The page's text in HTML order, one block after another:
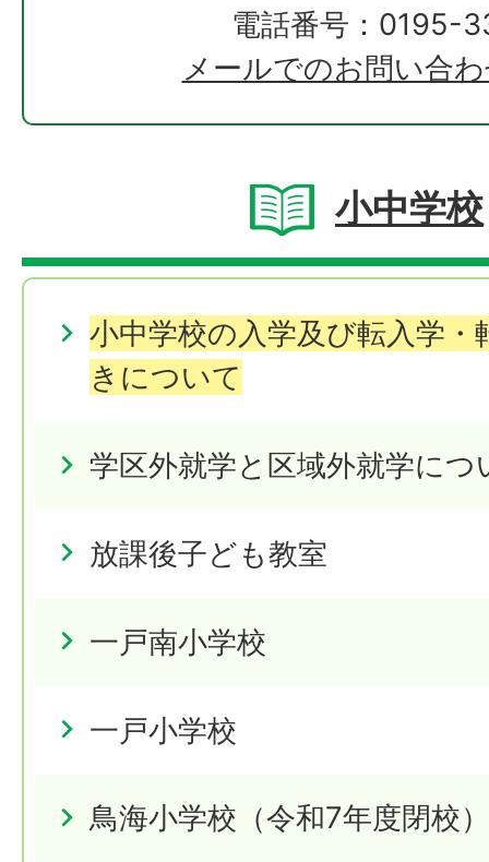
電話番号：0195-
メールでのお問い合
小中学校
小中学校の入学及び転入学・
きについて
学区外就学と区域外就学につ
放課後子ども教室
一戸南小学校
一戸小学校
鳥海小学校（令和7年度閉校）